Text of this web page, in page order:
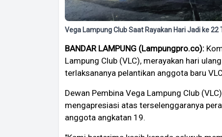
Vega Lampung Club Saat Rayakan Hari Jadi ke
BANDAR LAMPUNG (Lampungpro.co):
Lampung Club (VLC), merayakan hari
terlaksananya pelantikan anggota baru
Dewan Pembina Vega Lampung Club
mengapresiasi atas terselenggaranya
anggota angkatan 19.